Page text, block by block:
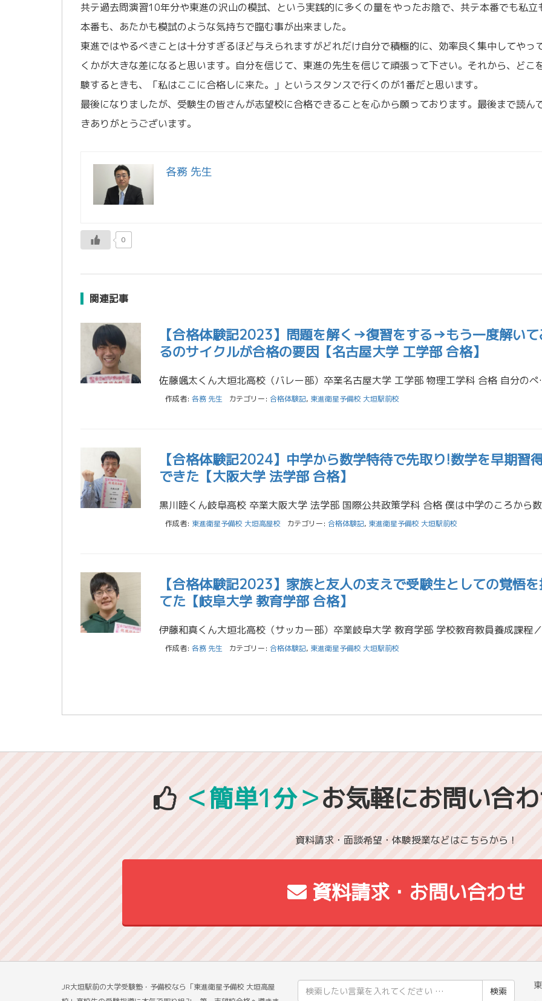
共テ過去問演習10年分や東進の沢山の模試、という実践的に多くの量をやったお陰で、共テ本番でも私立
本番も、あたかも模試のような気持ちで臨む事が出来ました。
東進ではやるべきことは十分すぎるほど与えられますがどれだけ自分で積極的に、効率良く集中してやっ
くかが大きな差になると思います。自分を信じて、東進の先生を信じて頑張って下さい。それから、どこ
験するときも、「私はここに合格しに来た。」というスタンスで行くのが1番だと思います。
最後になりましたが、受験生の皆さんが志望校に合格できることを心から願っております。最後まで読ん
きありがとうございます。
各務 先生
0
関連記事
【合格体験記2023】問題を解く→復習をする→もう一度解い
るのサイクルが合格の要因【名古屋大学 工学部 合格】
佐藤颯太くん大垣北高校（バレー部）卒業名古屋
作成者: 各務 先生 カテゴリー: 合格体験記, 東進衛星予備校 大垣駅前校
【合格体験記2024】中学から数学特待で先取り!数学を早期習
できた【大阪大学 法学部 合格】
作成者: 東進衛星予備校 大垣高屋校 カテゴリー: 合格体験記, 東進衛星予備校 大垣駅前校
【合格体験記2023】家族と友人の支えで受験生としての覚悟
てた【岐阜大学 教育学部 合格】
作成者: 各務 先生 カテゴリー: 合格体験記, 東進衛星予備校 大垣駅前校
＜簡単1分＞お気軽にお問い合
資料請求・面談希望・体験授業などはこちらから！
資料請求・お問い合わせ
JR大垣駅前の大学受験塾・予備校なら「東進衛星予備校 大垣高屋